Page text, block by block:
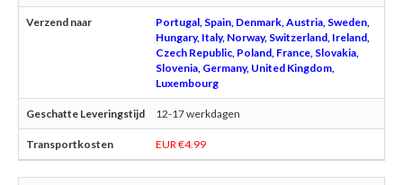
Portugal, Spain, Denmark, Austria, Sweden,
Hungary, Italy, Norway, Switzerland, Ireland,
Czech Republic, Poland, France, Slovakia,
Slovenia, Germany, United Kingdom,
Luxembourg
12-17 werkdagen
EUR €4.99